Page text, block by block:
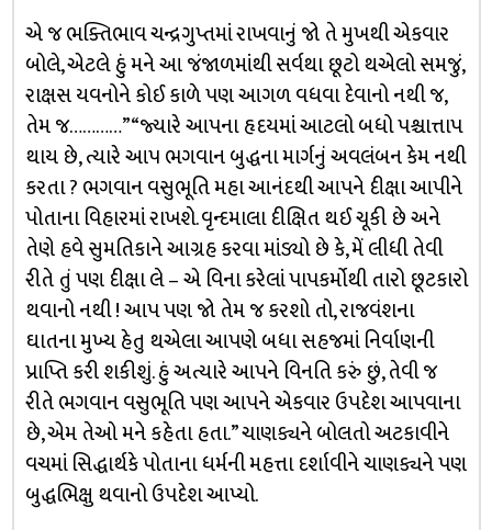
એ જ ભક્તિભાવ ચન્દ્રગુપ્તમાં રાખવાનું જો તે મુખથી એકવાર
બોલે, એટલે હું મને આ જંજાળમાંથી સર્વથા છૂટો થએલો સમજું,
રાક્ષસ યવનોને કોઈ કાળે પણ આગળ વધવા દેવાનો નથી જ,
તેમ જ…………” “જ્યારે આપના હૃદયમાં આટલો બધો પશ્ચાત્તાપ
થાય છે, ત્યારે આ૫ ભગવાન બુદ્ધના માર્ગનું અવલંબન કેમ નથી
કરતા ? ભગવાન વસુભૂતિ મહા આનંદથી આપને દીક્ષા આપીને
પોતાના વિહારમાં રાખશે. વૃન્દમાલા દીક્ષિત થઈ ચૂકી છે અને
તેણે હવે સુમતિકાને આગ્રહ કરવા માંડ્યો છે કે, મેં લીધી તેવી
રીતે તું પણ દીક્ષા લે – એ વિના કરેલાં પાપકર્મોથી તારો છૂટકારો
થવાનો નથી ! આપ પણ જો તેમ જ કરશો તો, રાજવંશના
ઘાતના મુખ્ય હેતુ થએલા આપણે બધા સહજમાં નિર્વાણની
પ્રાપ્તિ કરી શકીશું. હું અત્યારે આપને વિનતિ કરું છું, તેવી જ
રીતે ભગવાન વસુભૂતિ પણ આપને એકવાર ઉપદેશ આપવાના
છે, એમ તેઓ મને કહેતા હતા.” ચાણક્યને બોલતો અટકાવીને
વચમાં સિદ્ધાર્થકે પોતાના ધર્મની મહત્તા દર્શાવીને ચાણક્યને પણ
બુદ્ધભિક્ષુ થવાનો ઉપદેશ આપ્યો.